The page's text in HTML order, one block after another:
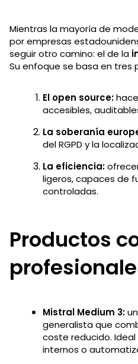
Mientras la mayoría de
por empresas
seguir otro camino: el de la
Su enfoque se basa en tres
El open source:
accesibles,
La soberanía
del RGPD y la
La eficiencia:
ligeros, capaces de
controladas.
Productos
Mistral Medium 3:
generalista que
coste reducido.
internos o